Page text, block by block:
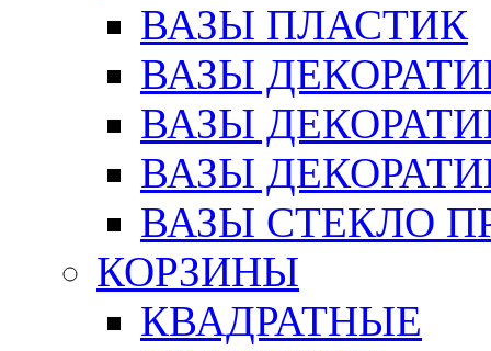
ВАЗЫ ПЛАСТИК
ВАЗЫ
ВАЗЫ
ВАЗЫ
ВАЗЫ СТЕКЛО
КОРЗИНЫ
КВАДРАТНЫЕ